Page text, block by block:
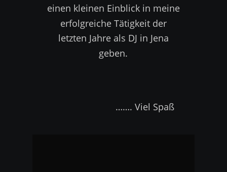
einen kleinen Einblick in meine
erfolgreiche Tätigkeit der
letzten Jahre als DJ in Jena
geben.
                         ……. Viel Spaß